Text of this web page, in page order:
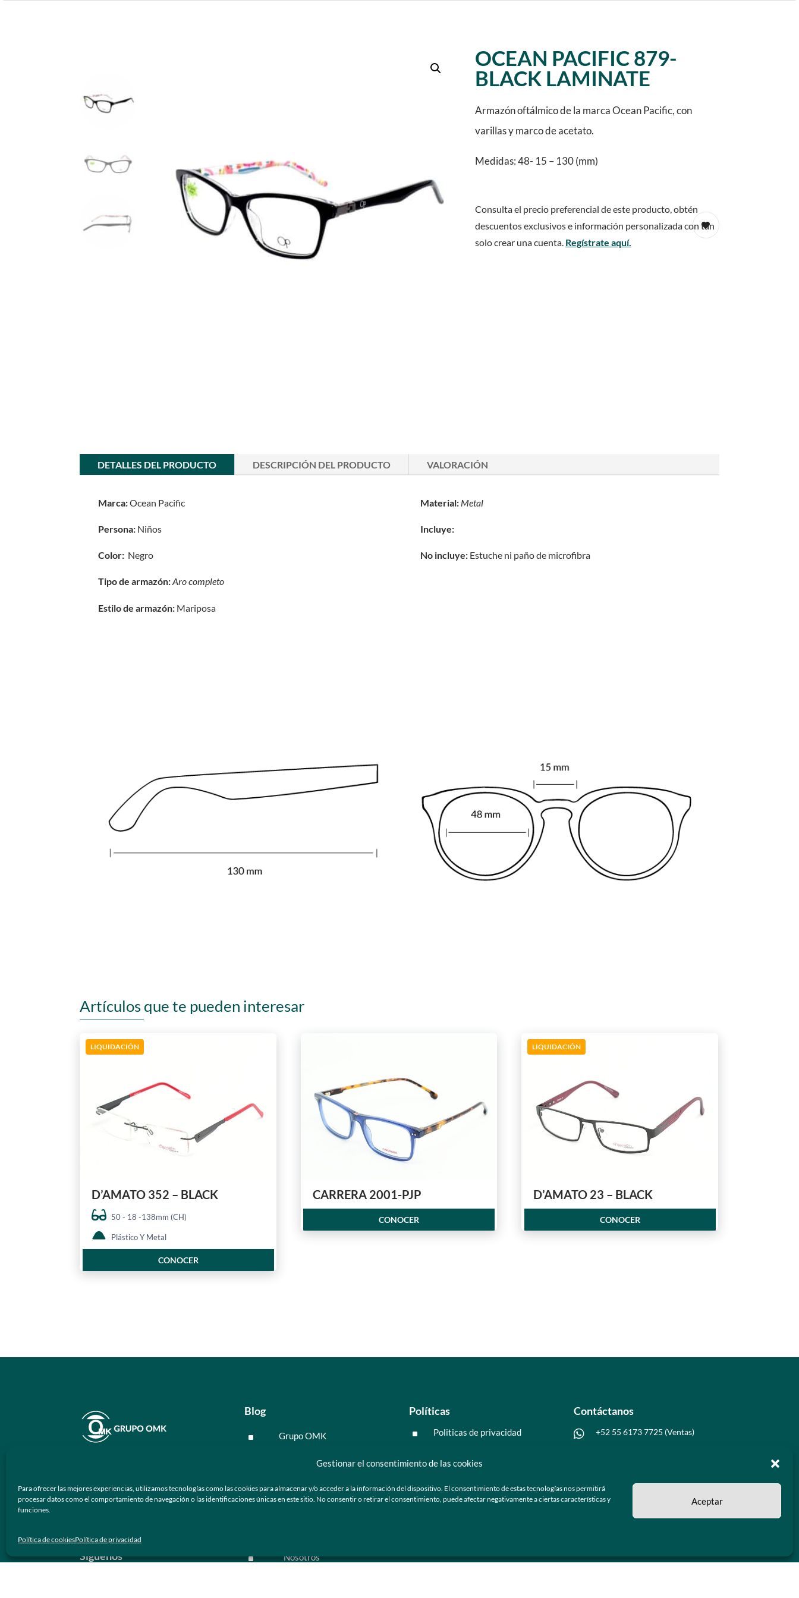
Gestionar el consentimiento de las cookies
Para ofrecer las mejores experiencias, utilizamos tecnologías como las cookies para almacenar y/o acceder a la información del dispositivo. El consentimiento de estas tecnologías nos permitirá
procesar datos como el comportamiento de navegación o las identificaciones únicas en este sitio. No consentir o retirar el consentimiento, puede afectar negativamente a ciertas características y
funciones.
Aceptar
Política de cookiesPolítica de privacidad
OCEAN PACIFIC 879-
BLACK LAMINATE
Armazón oftálmico de la marca Ocean Pacific, con
varillas y marco de acetato.
Medidas: 48- 15 – 130 (mm)
Consulta el precio preferencial de este producto, obtén
descuentos exclusivos e información personalizada con tan
solo crear una cuenta. Regístrate aquí.
DETALLES DEL PRODUCTO DESCRIPCIÓN DEL PRODUCTO VALORACIÓN
Marca:Ocean Pacific Material: Metal
Persona: Niños Incluye:
Color: Negro No incluye: Estuche ni paño de microfibra
Tipo de armazón:Aro completo
Estilo de armazón: Mariposa
Artículos que te pueden interesar
LIQUIDACIÓN
D’AMATO 352 – BLACK
50 - 18 -138mm (CH)
Plástico Y Metal
CONOCER
CARRERA 2001-PJP
CONOCER
LIQUIDACIÓN
D’AMATO 23 – BLACK
CONOCER
ópticos y lentes de sol de calidad y
Síguenos
Blog
^ Grupo OMK
^ Tecnología
^ Nosotros
Políticas
^ Politicas de privacidad
Contáctanos
 +52 55 6173 7725 (Ventas)